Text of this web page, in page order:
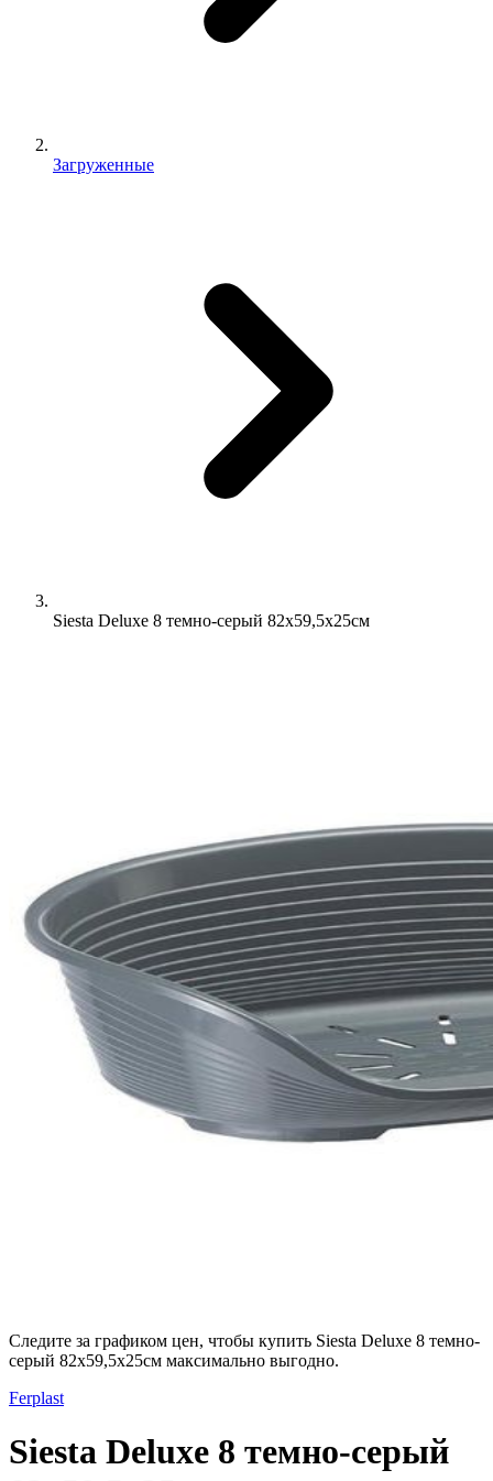
Загруженные
Siesta Deluxe 8 темно-серый 82x59,5x25см
Следите за графиком цен, чтобы купить Siesta Deluxe 8 темно-
серый 82x59,5x25см максимально выгодно.
Ferplast
Siesta Deluxe 8 темно-серый